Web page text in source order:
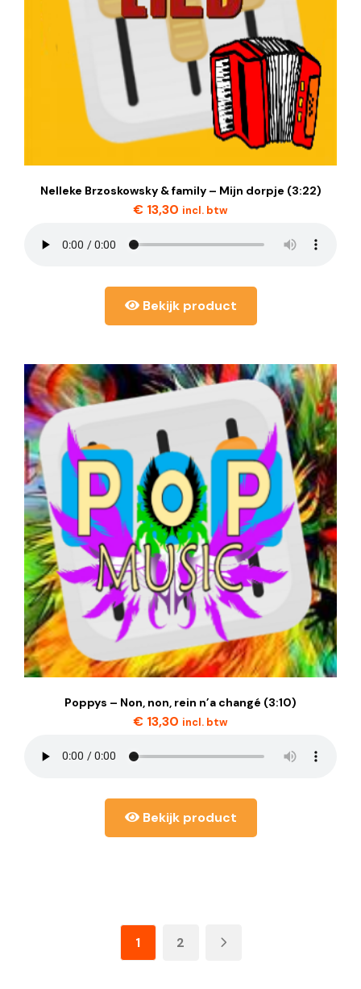
Nelleke Brzoskowsky & family – Mijn dorpje (3:22)
€ 13,30 incl. btw
Bekijk product
Poppys – Non, non, rein n’a changé (3:10)
€ 13,30 incl. btw
Bekijk product
1 2